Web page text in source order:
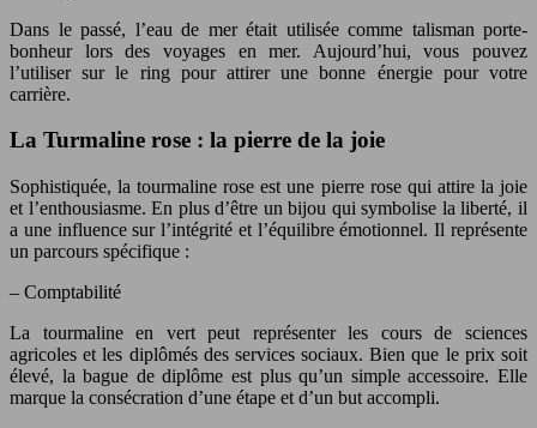
Dans le passé, l’eau de mer était utilisée comme talisman porte-
bonheur lors des voyages en mer. Aujourd’hui, vous pouvez
l’utiliser sur le ring pour attirer une bonne énergie pour votre
carrière.
La Turmaline rose : la pierre de la joie
Sophistiquée, la tourmaline rose est une pierre rose qui attire la joie
et l’enthousiasme. En plus d’être un bijou qui symbolise la liberté, il
a une influence sur l’intégrité et l’équilibre émotionnel. Il représente
un parcours spécifique :
– Comptabilité
La tourmaline en vert peut représenter les cours de sciences
agricoles et les diplômés des services sociaux. Bien que le prix soit
élevé, la bague de diplôme est plus qu’un simple accessoire. Elle
marque la consécration d’une étape et d’un but accompli.